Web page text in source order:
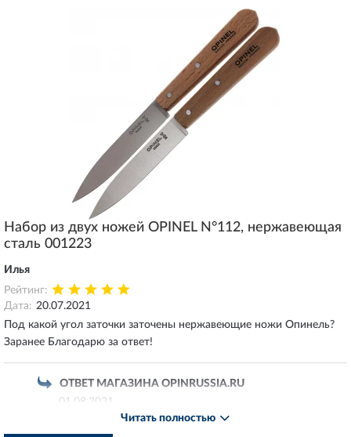
Набор из двух ножей OPINEL N°112, нержавеющая
сталь 001223
Илья
Рейтинг:
Дата: 20.07.2021
Под какой угол заточки заточены нержавеющие ножи Опинель?
Заранее Благодарю за ответ!
ОТВЕТ МАГАЗИНА OPINRUSSIA.RU
01.08.2021
Добрый день!Читать полностью